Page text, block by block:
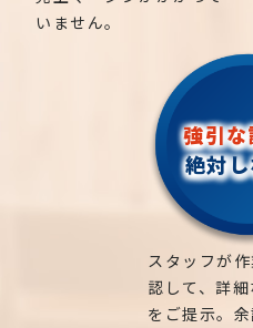
いません。
強引
絶対
スタッフが
認して、詳
をご提示。